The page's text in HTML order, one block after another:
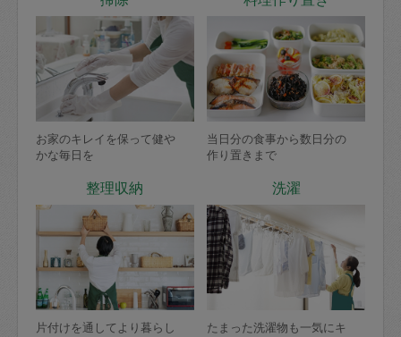
お家のキレイを保って健や
かな毎日を
当日分の食事から数日分の
作り置きまで
整理収納
片付けを通してより暮らし
洗濯
たまった洗濯物も一気にキ